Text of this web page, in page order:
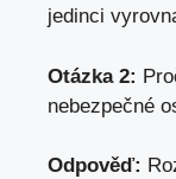
jedinci
Otázka 2:
nebezpečné
Odpověď: